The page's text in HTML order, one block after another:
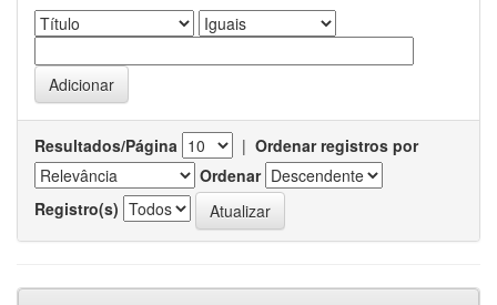
Resultados/Página | Ordenar registros por
Ordenar
Registro(s)